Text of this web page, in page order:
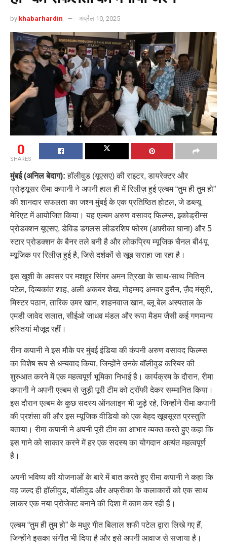
by khabarhardin अप्रैल 10, 2025
0
SHARES
मुंबई (अनिल बेदाग): हॉलीवुड (यूएसए) की राइटर, डायरेक्टर और
प्रोड्यूसर रीमा कपानी ने अपनी हाल ही में रिलीज़ हुई एल्बम “तुम ही तुम हो”
की शानदार सफलता का जश्न मुंबई के एक प्रतिष्ठित होटल, जे डब्ल्यू
मेरिएट में आयोजित किया। यह एल्बम अरुण वसावद फिल्म्स, इकोड्रीम्स
प्रोडक्शन यूएसए, डेविड डगलस लीडरशिप फोरम (अफ़्रीका घाना) और 5
स्टार प्रोडक्शन के बैनर तले बनी है और लोकप्रिय म्यूजिक चैनल बी4यू
म्यूजिक पर रिलीज़ हुई है, जिसे दर्शकों से खूब सराहा जा रहा है।
इस खुशी के अवसर पर मशहूर सिंगर अमन त्रिखा के साथ-साथ नितिन
पटेल, दिव्यकांत शाह, अली अकबर शेख, मोहम्मद अनवर हुसैन, ज़ैद मंसूरी,
मिस्टर पठान, तारिक उमर खान, शाहनवाज खान, ब्लू बेल अस्पताल के
एमडी जावेद सलात, सीईओ जाधव मंडल और रूपा मैडम जैसी कई गणमान्य
हस्तियां मौजूद रहीं।
रीमा कपानी ने इस मौके पर मुंबई इंडिया की कंपनी अरुण वसावद फिल्म्स
का विशेष रूप से धन्यवाद किया, जिन्होंने उनके बॉलीवुड करियर की
शुरुआत करने में एक महत्वपूर्ण भूमिका निभाई है। कार्यक्रम के दौरान, रीमा
कपानी ने अपनी एल्बम से जुड़ी पूरी टीम को ट्रॉफी देकर सम्मानित किया।
इस दौरान एल्बम के कुछ सदस्य ऑनलाइन भी जुड़े रहे, जिन्होंने रीमा कपानी
की प्रशंसा की और इस म्यूजिक वीडियो को एक बेहद खूबसूरत प्रस्तुति
बताया। रीमा कपानी ने अपनी पूरी टीम का आभार व्यक्त करते हुए कहा कि
इस गाने को साकार करने में हर एक सदस्य का योगदान अत्यंत महत्वपूर्ण
है।
अपनी भविष्य की योजनाओं के बारे में बात करते हुए रीमा कपानी ने कहा कि
वह जल्द ही हॉलीवुड, बॉलीवुड और अफ्रीका के कलाकारों को एक साथ
लाकर एक नया प्रोजेक्ट बनाने की दिशा में काम कर रही हैं।
एल्बम “तुम ही तुम हो” के मधुर गीत बिलाल शफी पटेल द्वारा लिखे गए हैं,
जिन्होंने इसका संगीत भी दिया है और इसे अपनी आवाज से सजाया है।